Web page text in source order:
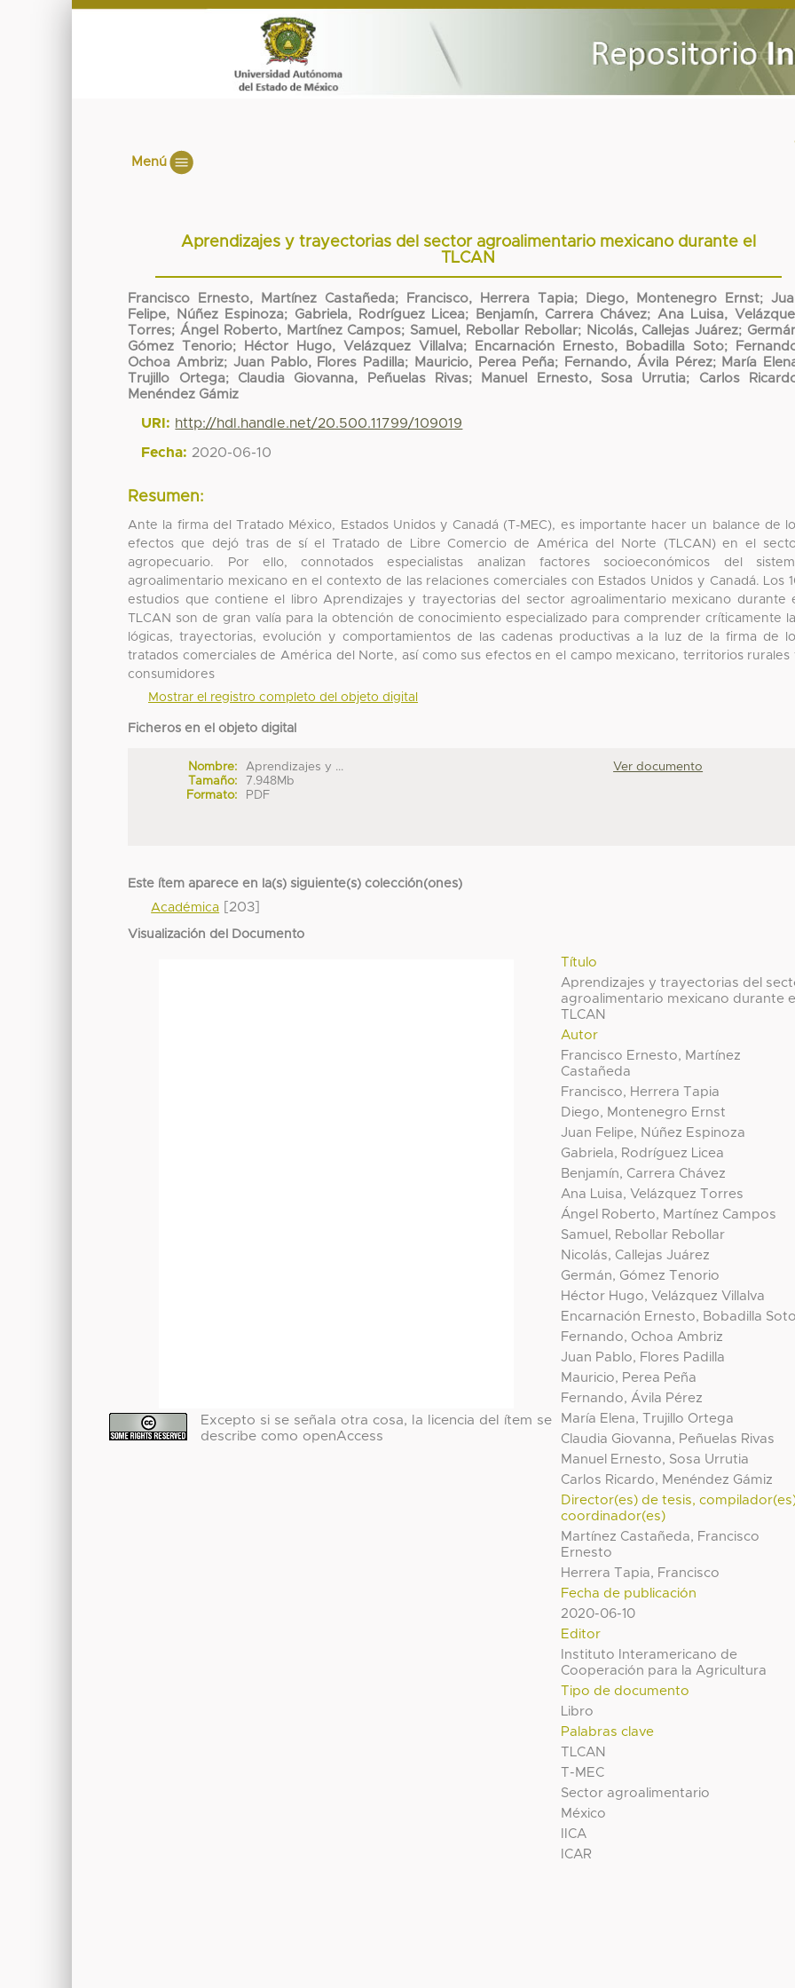
Menú
Aprendizajes y trayectorias del sector agroalimentario mexicano durante el
TLCAN
Francisco Ernesto, Martínez Castañeda; Francisco, Herrera Tapia; Diego, Montenegro Ernst;
Felipe, Núñez Espinoza; Gabriela, Rodríguez Licea; Benjamín, Carrera Chávez; Ana Luisa,
Torres; Ángel Roberto, Martínez Campos; Samuel, Rebollar Rebollar; Nicolás, Callejas Juárez;
Gómez Tenorio; Héctor Hugo, Velázquez Villalva; Encarnación Ernesto, Bobadilla Soto;
Ochoa Ambriz; Juan Pablo, Flores Padilla; Mauricio, Perea Peña; Fernando, Ávila Pérez;
María
Trujillo Ortega; Claudia Giovanna, Peñuelas Rivas; Manuel Ernesto, Sosa Urrutia; Carlos
Menéndez Gámiz
URI: http://hdl.handle.net/20.500.11799/109019
Fecha: 2020-06-10
Resumen:
Ante la firma del Tratado México, Estados Unidos y Canadá (T-MEC), es importante hacer un balance de
efectos que dejó tras de sí el Tratado de Libre Comercio de América del Norte (TLCAN) en el
agropecuario. Por ello, connotados especialistas analizan factores socioeconómicos del
agroalimentario mexicano en el contexto de las relaciones comerciales con Estados Unidos y Canadá. Los
estudios que contiene el libro Aprendizajes y trayectorias del sector agroalimentario mexicano durante
TLCAN son de gran valía para la obtención de conocimiento especializado para comprender críticamente
lógicas, trayectorias, evolución y comportamientos de las cadenas productivas a la luz de la firma de
tratados comerciales de América del Norte, así como sus efectos en el campo mexicano, territorios rurales
consumidores
Mostrar el registro completo del objeto digital
Ficheros en el objeto digital
Nombre:
Aprendizajes y ...
Tamaño:
7.948Mb
Formato:
PDF
Ver documento
Este ítem aparece en la(s) siguiente(s) colección(ones)
Académica [203]
Visualización del Documento
Título
Aprendizajes y trayectorias del
agroalimentario mexicano durante
TLCAN
Autor
Francisco Ernesto, Martínez
Castañeda
Francisco, Herrera Tapia
Diego, Montenegro Ernst
Juan Felipe, Núñez Espinoza
Gabriela, Rodríguez Licea
Benjamín, Carrera Chávez
Ana Luisa, Velázquez Torres
Ángel Roberto, Martínez Campos
Samuel, Rebollar Rebollar
Nicolás, Callejas Juárez
Germán, Gómez Tenorio
Héctor Hugo, Velázquez Villalva
Encarnación Ernesto, Bobadilla
Fernando, Ochoa Ambriz
Juan Pablo, Flores Padilla
Mauricio, Perea Peña
Fernando, Ávila Pérez
María Elena, Trujillo Ortega
Claudia Giovanna, Peñuelas Rivas
Manuel Ernesto, Sosa Urrutia
Carlos Ricardo, Menéndez Gámiz
Director(es) de tesis,
coordinador(es)
Martínez Castañeda, Francisco
Ernesto
Herrera Tapia, Francisco
Fecha de publicación
2020-06-10
Editor
Instituto Interamericano de
Cooperación para la Agricultura
Tipo de documento
Libro
Palabras clave
TLCAN
T-MEC
Sector agroalimentario
México
IICA
ICAR
Excepto si se señala otra cosa, la licencia del ítem se
describe como openAccess